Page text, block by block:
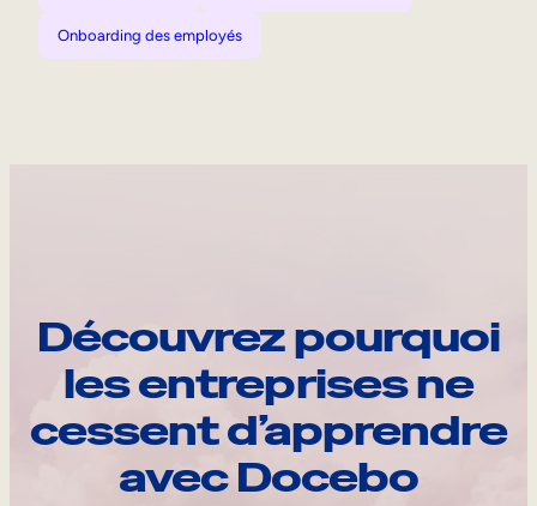
Onboarding des employés
Découvrez pourquoi
les entreprises ne
cessent d’apprendre
avec Docebo